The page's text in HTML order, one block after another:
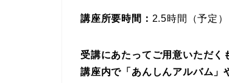
講座所要時間： 2.5時間（予定）
受講にあたってご用意いただく
講座内で「あんしんアルバム」